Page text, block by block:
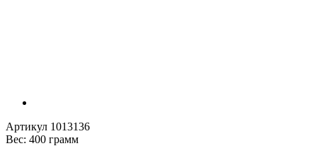
Артикул 1013136
Вес: 400 грамм